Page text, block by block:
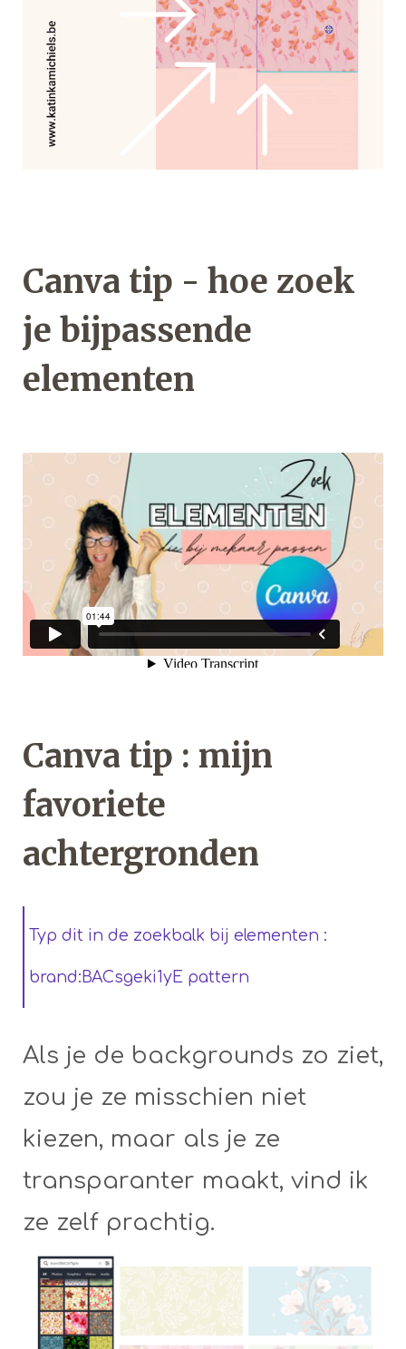
Canva tip - hoe zoek
je bijpassende
elementen
Canva tip : mijn
favoriete
achtergronden
Typ dit in de zoekbalk bij elementen :
brand:BACsgeki1yE pattern
Als je de backgrounds zo ziet,
zou je ze misschien niet
kiezen, maar als je ze
transparanter maakt, vind ik
ze zelf prachtig.